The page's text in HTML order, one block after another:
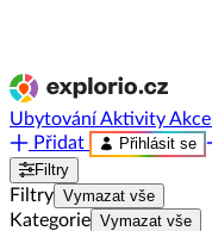
UbytováníAktivityAkce
Přidat
Přihlásit se
Filtry
Filtry Vymazat vše
Kategorie Vymazat vše